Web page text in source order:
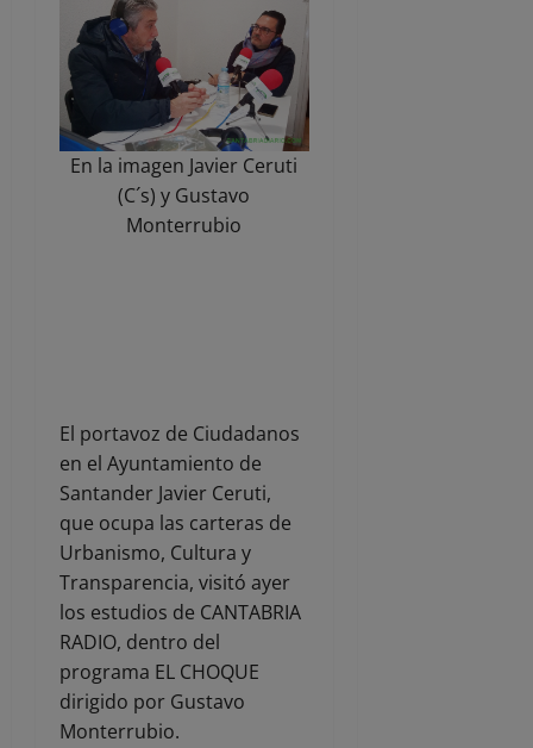
En la imagen Javier Ceruti
(C´s) y Gustavo
Monterrubio
El portavoz de Ciudadanos
en el Ayuntamiento de
Santander Javier Ceruti,
que ocupa las carteras de
Urbanismo, Cultura y
Transparencia, visitó ayer
los estudios de CANTABRIA
RADIO, dentro del
programa EL CHOQUE
dirigido por Gustavo
Monterrubio.